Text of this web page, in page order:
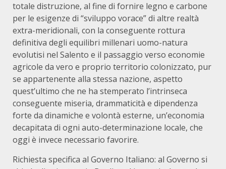
totale distruzione, al fine di fornire legno e carbone
per le esigenze di “sviluppo vorace” di altre realtà
extra-meridionali, con la conseguente rottura
definitiva degli equilibri millenari uomo-natura
evolutisi nel Salento e il passaggio verso economie
agricole da vero e proprio territorio colonizzato, pur
se appartenente alla stessa nazione, aspetto
quest’ultimo che ne ha stemperato l’intrinseca
conseguente miseria, drammaticità e dipendenza
forte da dinamiche e volontà esterne, un’economia
decapitata di ogni auto-determinazione locale, che
oggi è invece necessario favorire.
Richiesta specifica al Governo Italiano: al Governo si